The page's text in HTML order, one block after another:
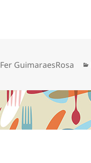
Autor
Fer GuimaraesRosa